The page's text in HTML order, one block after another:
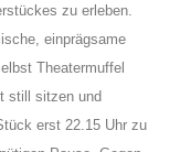
zu erleben.
einprägsame
Theatermuffel
still sitzen und
erst 22.15 Uhr zu